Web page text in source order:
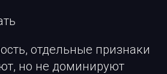
отдельные признаки
но не доминируют